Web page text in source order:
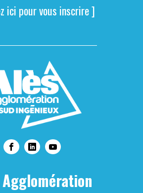
ici pour vous inscrire ]